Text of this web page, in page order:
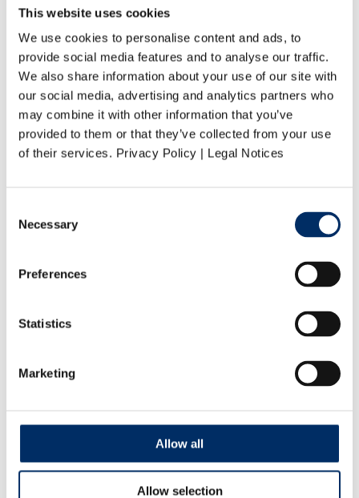
This website uses cookies
We use cookies to personalise content and ads, to
provide social media features and to analyse our traffic.
We also share information about your use of our site with
our social media, advertising and analytics partners who
may combine it with other information that you’ve
provided to them or that they’ve collected from your use
of their services. Privacy Policy | Legal Notices
Selection
Necessary
Preferences
Statistics
Marketing
Allow all
Allow selection
Kataloge
Zeitschriften
Umwelt
Klimaschutz bei Vogel Druck
Nachhaltige Produktion
Umweltmanagement
Umweltzertifikate
Karriere
Vogel Druck als Arbeitgeber
Stellenangebote
Bewerbungsprozess
Profil
Soziale Verantwortung
Produktspezifikationen
Downloads
Kontakt
Personal
Druckanfrage